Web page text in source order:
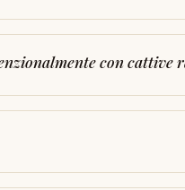
con cattive